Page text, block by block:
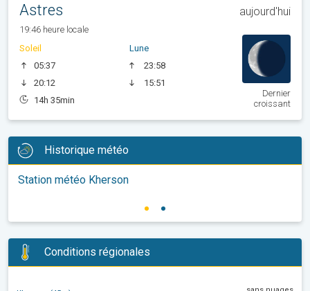
Astres aujourd'hui
19:46 heure locale
Soleil
05:37
20:12
14h 35min
Lune
23:58
15:51
Dernier
croissant
Historique météo
Station météo Kherson
Conditions régionales